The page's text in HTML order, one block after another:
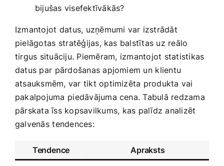
bijušas visefektīvākās?
Izmantojot⁢ datus, uzņēmumi var izstrādāt
pielāgotas⁤ stratēģijas, kas balstītas uz reālo
tirgus situāciju. Piemēram, ⁤izmantojot statistikas
datus par⁢ pārdošanas apjomiem un ⁢klientu
atsauksmēm, var tikt optimizēta produkta vai
pakalpojuma ⁤piedāvājuma cena. Tabulā redzama
pārskata īss kopsavilkums, ⁣kas palīdz analizēt
galvenās ⁣tendences:
Tendence Apraksts